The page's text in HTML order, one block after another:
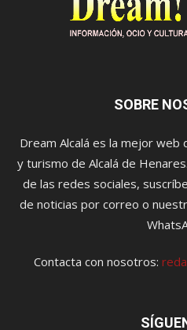
SOBRE
Dream Alcalá es la mejor web
y turismo de Alcalá de
de las redes sociales,
de noticias por correo o
Contacta con nosotros: